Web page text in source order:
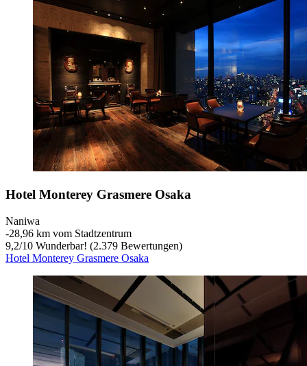
Hotel Monterey Grasmere Osaka
Naniwa
‐28,96 km vom Stadtzentrum
9,2/10 Wunderbar! (2.379 Bewertungen)
Hotel Monterey Grasmere Osaka